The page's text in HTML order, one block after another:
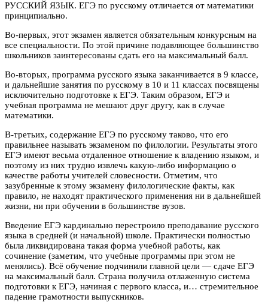
РУССКИЙ ЯЗЫК. ЕГЭ по русскому отличается от математики
принципиально.
Во-первых, этот экзамен является обязательным конкурсным на
все специальности. По этой причине подавляющее большинство
школьников заинтересованы сдать его на максимальный балл.
Во-вторых, программа русского языка заканчивается в 9 классе,
и дальнейшие занятия по русскому в 10 и 11 классах посвящены
исключительно подготовке к ЕГЭ. Таким образом, ЕГЭ и
учебная программа не мешают друг другу, как в случае
математики.
В-третьих, содержание ЕГЭ по русскому таково, что его
правильнее называть экзаменом по филологии. Результаты этого
ЕГЭ имеют весьма отдаленное отношение к владению языком, и
поэтому из них трудно извлечь какую-либо информацию о
качестве работы учителей словесности. Отметим, что
зазубренные к этому экзамену филологические факты, как
правило, не находят практического применения ни в дальнейшей
жизни, ни при обучении в большинстве вузов.
Введение ЕГЭ кардинально перестроило преподавание русского
языка в средней (и начальной) школе. Практически полностью
была ликвидирована такая форма учебной работы, как
сочинение (заметим, что учебные программы при этом не
менялись). Всё обучение подчинили главной цели — сдаче ЕГЭ
на максимальный балл. Страна получила отлаженную система
подготовки к ЕГЭ, начиная с первого класса, и… стремительное
падение грамотности выпускников.